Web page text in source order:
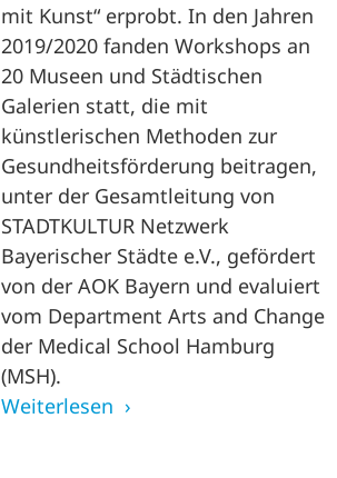
mit Kunst“ erprobt. In den Jahren
2019/2020 fanden Workshops an
20 Museen und Städtischen
Galerien statt, die mit
künstlerischen Methoden zur
Gesundheitsförderung beitragen,
unter der Gesamtleitung von
STADTKULTUR Netzwerk
Bayerischer Städte e.V., gefördert
von der AOK Bayern und evaluiert
vom Department Arts and Change
der Medical School Hamburg
(MSH).
Weiterlesen